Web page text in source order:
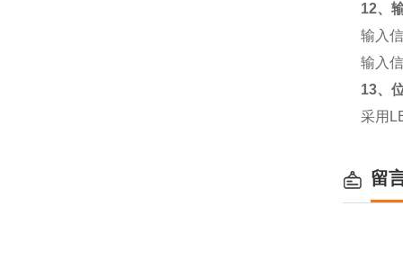
12、
输入
输入
13、
采用
留